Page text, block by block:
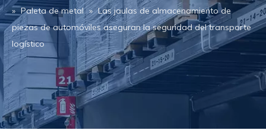
» Paleta de metal » Las jaulas de almacenamiento de
piezas de automóviles aseguran la seguridad del transporte
logístico